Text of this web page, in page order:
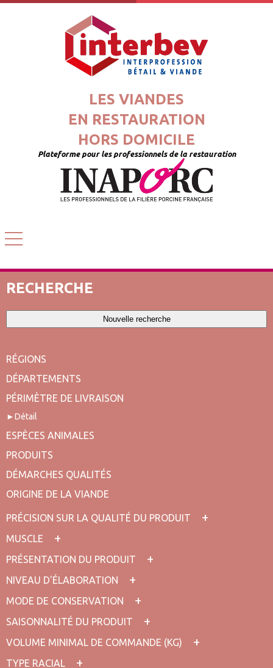
LES VIANDES
EN RESTAURATION
HORS DOMICILE
Plateforme pour les professionnels de la restauration
RECHERCHE
Nouvelle recherche
RÉGIONS
DÉPARTEMENTS
PÉRIMÈTRE DE LIVRAISON
Détail
ESPÈCES ANIMALES
PRODUITS
DÉMARCHES QUALITÉS
ORIGINE DE LA VIANDE
PRÉCISION SUR LA QUALITÉ DU PRODUIT
MUSCLE
PRÉSENTATION DU PRODUIT
NIVEAU D'ÉLABORATION
MODE DE CONSERVATION
SAISONNALITÉ DU PRODUIT
VOLUME MINIMAL DE COMMANDE (KG)
TYPE RACIAL